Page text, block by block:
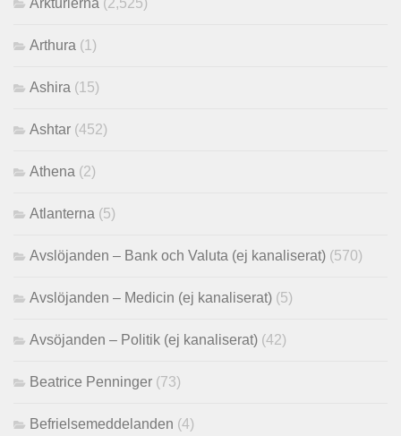
Arthura (1)
Ashira (15)
Ashtar (452)
Athena (2)
Atlanterna (5)
Avslöjanden – Bank och Valuta (ej kanaliserat) (570)
Avslöjanden – Medicin (ej kanaliserat) (5)
Avsöjanden – Politik (ej kanaliserat) (42)
Beatrice Penninger (73)
Befrielsemeddelanden (4)